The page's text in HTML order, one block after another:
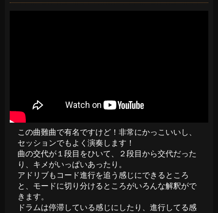
この曲難曲で有名ですけど！非常にかっこいいし、
セッションでもよく演奏します！
曲の交代が１段目をひいて、２段目から交代だった
り、キメがいっぱいあったり。
アドリブもコード進行を追う感じにできるところ
と、モードに切り分けるところがいろんな解釈がで
きます。
ドラムは停滞している感じにしたり、進行してる感